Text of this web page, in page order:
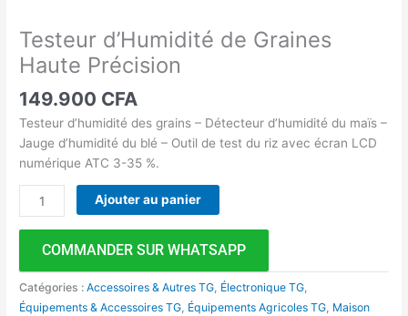
Testeur d’Humidité de Graines
Haute Précision
149.900 CFA
Testeur d’humidité des grains – Détecteur d’humidité du maïs –
Jauge d’humidité du blé – Outil de test du riz avec écran LCD
numérique ATC 3-35 %.
Ajouter au panier
COMMANDER SUR WHATSAPP
Catégories :Accessoires & Autres TG, Électronique TG,
Équipements & Accessoires TG, Équipements Agricoles TG, Maison